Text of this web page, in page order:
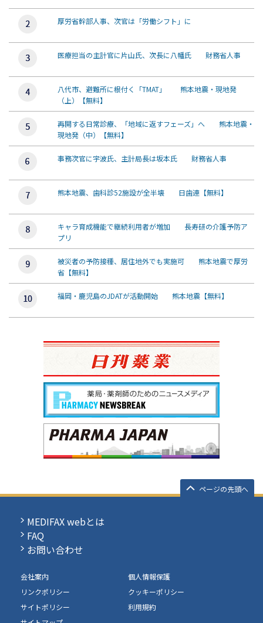
厚労省幹部人事、次官は「労働シフト」に
医療担当の主計官に片山氏、次長に八幡氏 財務省人事
八代市、避難所に根付く「TMAT」 熊本地震・現地発
（上）【無料】
再開する日常診療、「地域に返すフェーズ」へ 熊本地震・
現地発（中）【無料】
事務次官に宇波氏、主計局長は坂本氏 財務省人事
熊本地震、歯科診52施設が全半壊 日歯連【無料】
キャラ育成機能で継続利用者が増加 長寿研の介護予防ア
プリ
被災者の予防接種、居住地外でも実施可 熊本地震で厚労
省【無料】
福岡・鹿児島のJDATが活動開始 熊本地震【無料】
ページの先頭へ
MEDIFAX webとは
FAQ
お問い合わせ
会社案内
個人情報保護
リンクポリシー
クッキーポリシー
サイトポリシー
利用規約